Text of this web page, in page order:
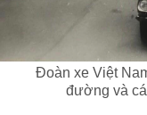
Đoàn xe Việt
đường và